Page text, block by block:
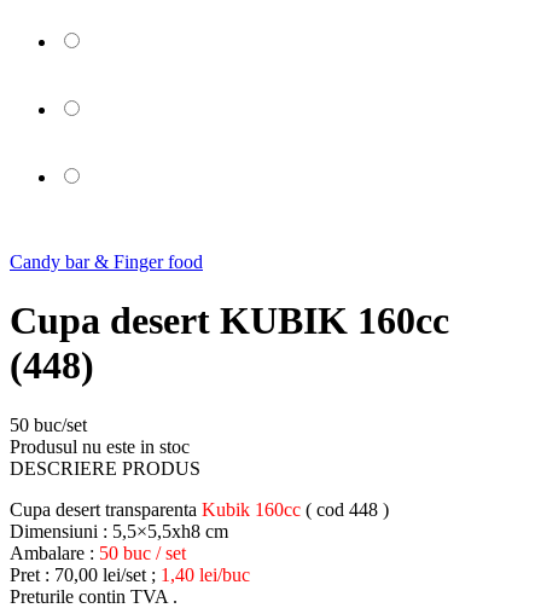
Candy bar & Finger food
Cupa desert KUBIK 160cc
(448)
50 buc/set
Produsul nu este in stoc
DESCRIERE PRODUS
Cupa desert transparenta Kubik 160cc ( cod 448 )
Dimensiuni : 5,5×5,5xh8 cm
Ambalare : 50 buc / set
Pret : 70,00 lei/set ; 1,40 lei/buc
Preturile contin TVA .